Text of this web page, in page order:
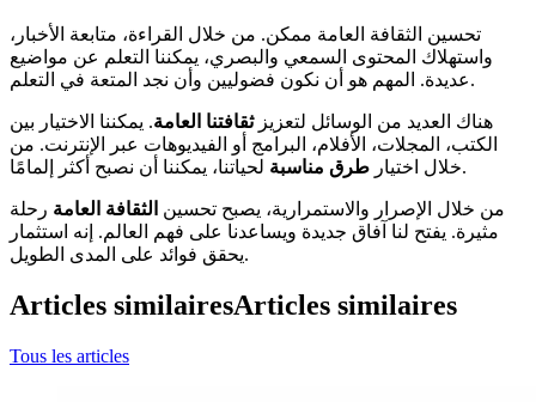
تحسين الثقافة العامة ممكن. من خلال القراءة، متابعة الأخبار،
واستهلاك المحتوى السمعي والبصري، يمكننا التعلم عن مواضيع
عديدة. المهم هو أن نكون فضوليين وأن نجد المتعة في التعلم.
هناك العديد من الوسائل لتعزيزثقافتنا العامة. يمكننا الاختيار بين
الكتب، المجلات، الأفلام، البرامج أو الفيديوهات عبر الإنترنت. من
خلال اختيار طرق مناسبة لحياتنا، يمكننا أن نصبح أكثر إلمامًا.
من خلال الإصرار والاستمرارية، يصبح تحسين الثقافة العامة رحلة
مثيرة. يفتح لنا آفاق جديدة ويساعدنا على فهم العالم. إنه استثمار
يحقق فوائد على المدى الطويل.
Articles similairesArticles similaires
Tous les articles